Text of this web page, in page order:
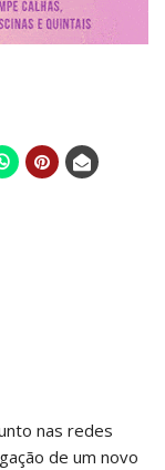
nas redes
de um novo